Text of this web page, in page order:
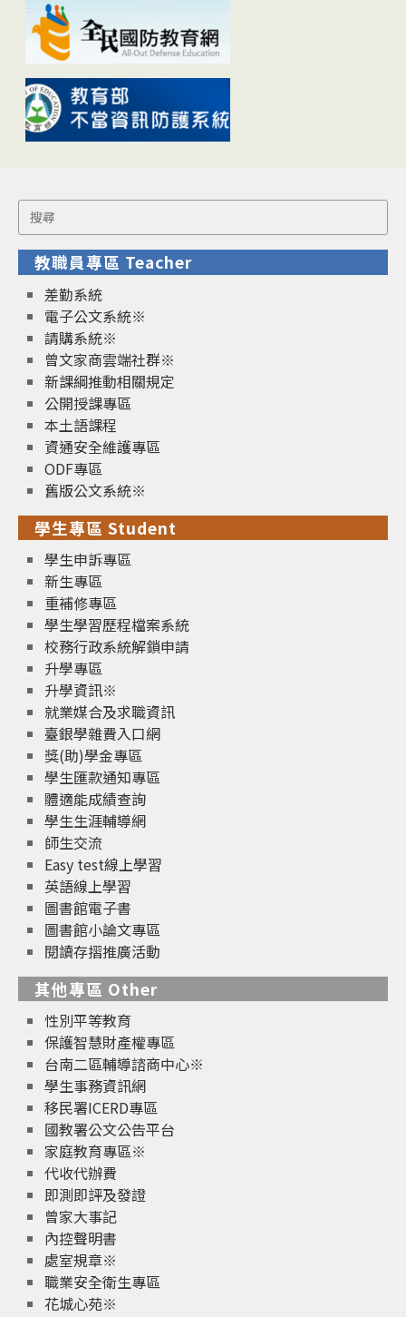
Search
for:
教職員專區 Teacher
差勤系統
電子公文系統※
請購系統※
曾文家商雲端社群※
新課綱推動相關規定
公開授課專區
本土語課程
資通安全維護專區
ODF專區
舊版公文系統※
學生專區 Student
學生申訴專區
新生專區
重補修專區
學生學習歷程檔案系統
校務行政系統解鎖申請
升學專區
升學資訊※
就業媒合及求職資訊
臺銀學雜費入口網
獎(助)學金專區
學生匯款通知專區
體適能成績查詢
學生生涯輔導網
師生交流
Easy test線上學習
英語線上學習
圖書館電子書
圖書館小論文專區
閱讀存摺推廣活動
其他專區 Other
性別平等教育
保護智慧財產權專區
台南二區輔導諮商中心※
學生事務資訊網
移民署ICERD專區
國教署公文公告平台
家庭教育專區※
代收代辦費
即測即評及發證
曾家大事記
內控聲明書
處室規章※
職業安全衛生專區
花城心苑※